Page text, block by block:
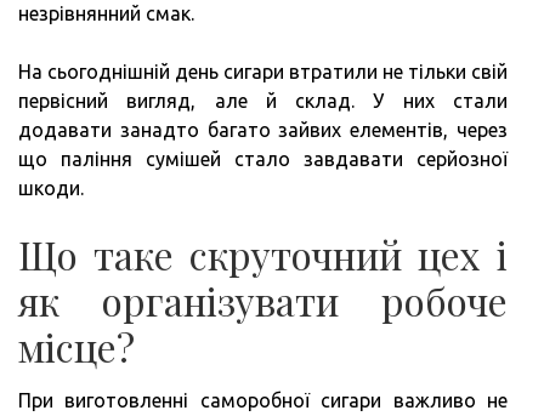
незрівнянний смак.
На сьогоднішній день сигари втратили не тільки свій
первісний вигляд, але й склад. У них стали
додавати занадто багато зайвих елементів, через
що паління сумішей стало завдавати серйозної
шкоди.
Що таке скруточний цех і
як організувати робоче
місце?
При виготовленні саморобної сигари важливо не